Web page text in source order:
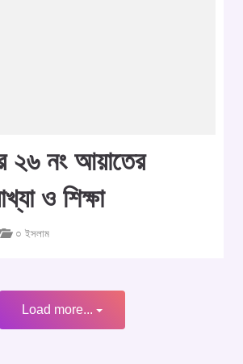
২৬ নং আয়াতের
ও শিক্ষা
○ ইসলাম
Load more...